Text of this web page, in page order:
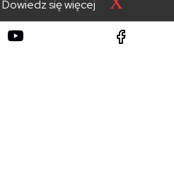
Dowiedz się więcej